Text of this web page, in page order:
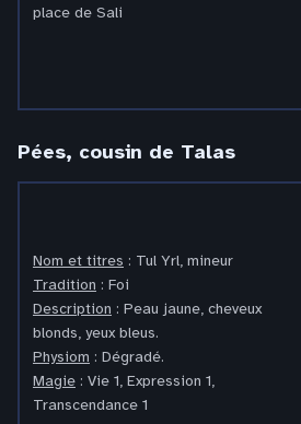
place de Sali
Pées, cousin de Talas
Nom et titres : Tul Yrl, mineur
Tradition : Foi
Description : Peau jaune, cheveux
blonds, yeux bleus.
Physiom : Dégradé.
Magie : Vie 1, Expression 1,
Transcendance 1